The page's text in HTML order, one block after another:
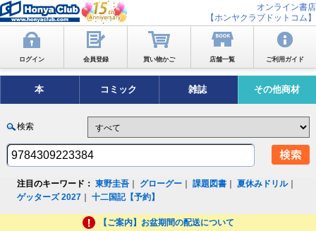
オンライン書店
【ホンヤクラブドットコム】
ログイン 会員登録 買い物かご 店舗一覧 ご利用ガイド
本 コミック 雑誌 その他商材
検索
注目のキーワード： 東野圭吾 グローグー ｜課題図書 ｜夏休みドリル｜
ゲッターズ 2027 ｜十二国記【予約】
【ご案内】お盆期間の配送について